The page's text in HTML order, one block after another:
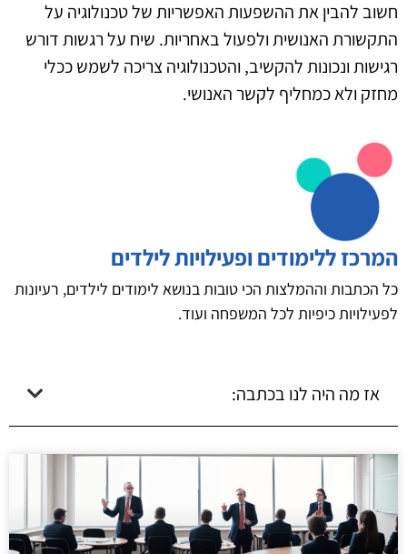
חשוב להבין את ההשפעות האפשריות של טכנולוגיה על
התקשורת האנושית ולפעול באחריות. שיח על רגשות דורש
רגישות ונכונות להקשיב, והטכנולוגיה צריכה לשמש ככלי
מחזק ולא כמחליף לקשר האנושי.
המרכז ללימודים ופעילויות לילדים
כל הכתבות וההמלצות הכי טובות בנושא לימודים לילדים, רעיונות
לפעילויות כיפיות לכל המשפחה ועוד.
אז מה היה לנו בכתבה: